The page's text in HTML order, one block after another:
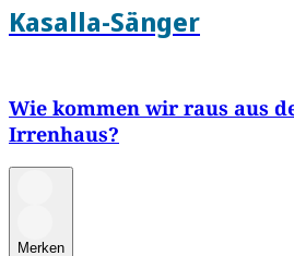
Kasalla-Sänger
Wie kommen wir raus aus
Irrenhaus?
Merken